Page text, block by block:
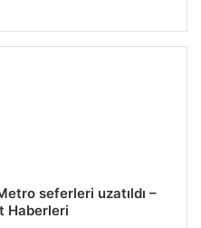
seferleri uzatıldı –
Haberleri